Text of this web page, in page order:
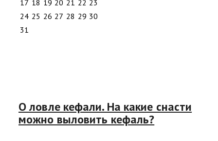
17 18 19 20 21 22 23
24 25 26 27 28 29 30
31
О ловле кефали. На какие снасти
можно выловить кефаль?